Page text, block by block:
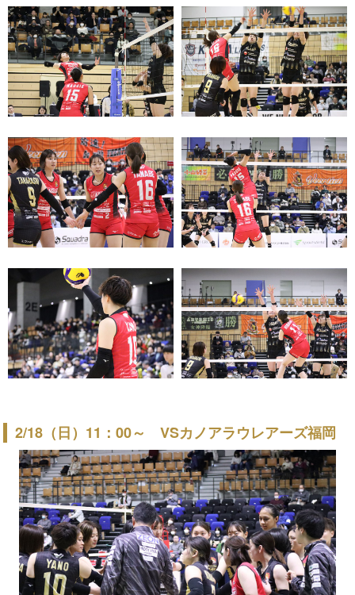
2/18（日）11：00～ VSカノアラウレアーズ福岡